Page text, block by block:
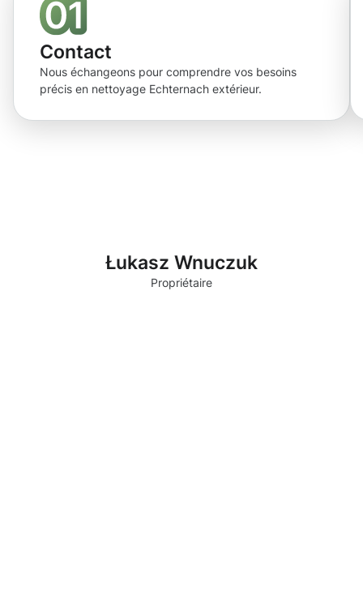
Contact
Nous échangeons pour comprendre vos besoins
précis en nettoyage Echternach extérieur.
Łukasz Wnuczuk
Propriétaire